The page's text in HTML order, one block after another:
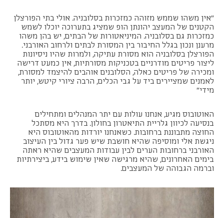
"אין משהו שממש מזוהה כמזכרות בסלובניה. אולי בתי הפורצלן
הקטנים של המעצב יהונתן הופ שמציג בתערוכה יוכלו לשמש
כמזכרות גם בסלובניה. המיניאטורות של הבתים, יש בהן משהו
מרענן ונכון בגלל החיבור בין המסורת לבתים ולרחוב האורבני.
הפורצלן בסלובניה הוא מסורת עתיקה, ולמרות שהיו ניסיונות
ליצור פריטים מודרניים בטכניקות מסורתיות, אין כמעט דרישה
ומכירה של פריטים כאלה, הסלובנים אוהבים להיצמד למסורת,
לאמנים שמציירים ביד על גבי הכלים, הרבה ציורי קיטש, יותר
מידי"
האוטובוס מגיע, אנחנו עולות עם יתר המנהלים ומתחילים
בנסיעה לכיוון גלריית התיאטרון בחולון. בדרך היא מסתכל
החוצה מתבוננת ברחובות. כשאנחנו יורדות מהאוטובוס היא
ניגשת אלי ומוסיפה שהיא חושבת שיש פער גדול בין העיצוב
האורבני ברחובות הערים לבין עבודות המעצבים שהיא ראתה
בימים האחרונים, שהיא מרגישה שאין שימוש בידע, ביצירתיות
וברמה הגבוהה של המעצבים.